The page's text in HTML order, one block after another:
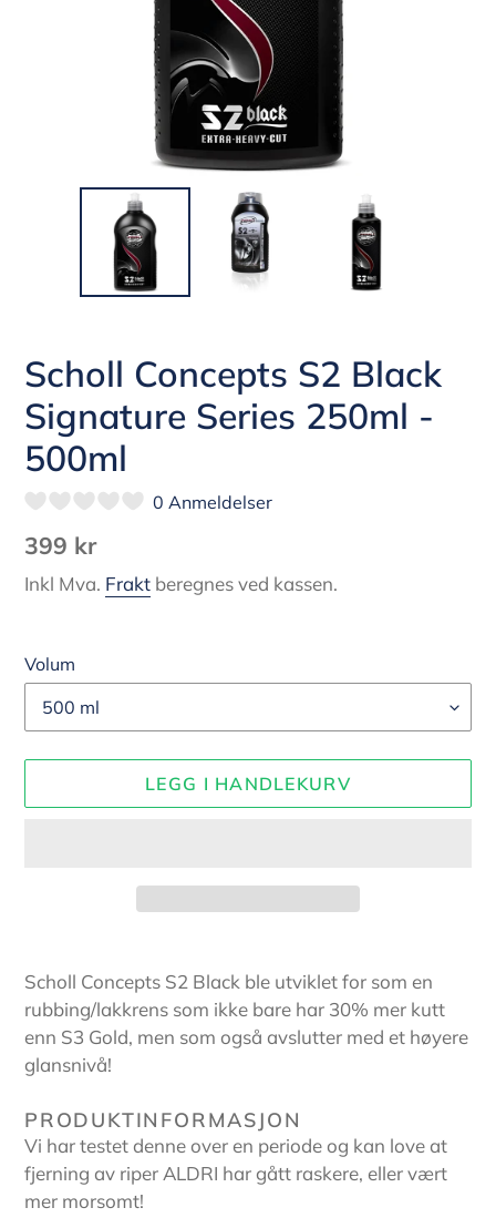
Scholl Concepts S2 Black
Signature Series 250ml -
500ml
0 Anmeldelser
Vanlig
pris
399 kr
Inkl Mva. Frakt beregnes ved kassen.
Volum
LEGG I HANDLEKURV
til
produkter
i
handlekurven
Scholl Concepts S2 Black ble utviklet for som en
rubbing/lakkrens som ikke bare har 30% mer kutt
enn S3 Gold, men som også avslutter med et høyere
glansnivå!
PRODUKTINFORMASJON
Vi har testet denne over en periode og kan love at
fjerning av riper ALDRI har gått raskere, eller vært
mer morsomt!